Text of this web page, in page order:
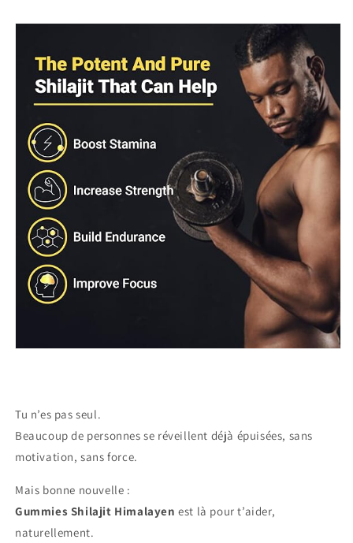
Tu n’es pas seul.
Beaucoup de personnes se réveillent déjà épuisées, sans
motivation, sans force.
Mais bonne nouvelle :
Gummies Shilajit Himalayen est là pour t’aider,
naturellement.